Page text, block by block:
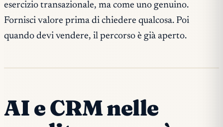
esercizio transazionale, ma come uno genuino.
Fornisci valore prima di chiedere qualcosa. Poi
quando devi vendere, il percorso è già aperto.
AI e CRM nelle